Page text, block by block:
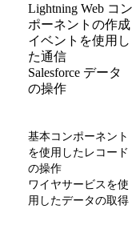
Lightning Web コン
ポーネントの作成
イベントを使用し
た通信
Salesforce データ
の操作
基本コンポーネント
を使用したレコード
の操作
ワイヤサービスを使
用したデータの取得